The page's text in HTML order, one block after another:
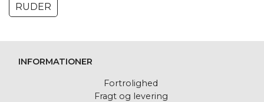
RUDER
INFORMATIONER
Fortrolighed
Fragt og levering